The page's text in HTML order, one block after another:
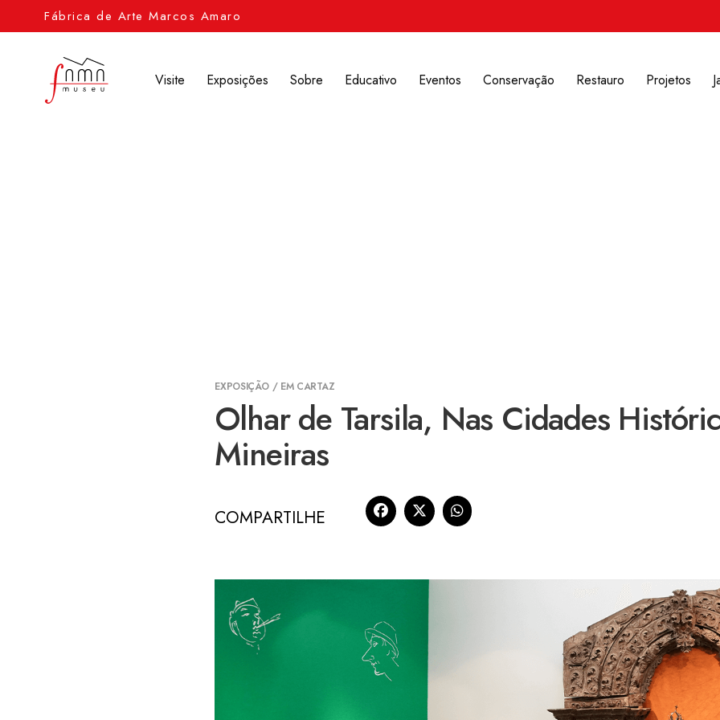
Fábrica de Arte Marcos Amaro
Visite Exposições Sobre Educativo Eventos Conservação Restauro Projetos
EXPOSIÇÃO / EM CARTAZ
Olhar de Tarsila, Nas Cidades
Mineiras
COMPARTILHE